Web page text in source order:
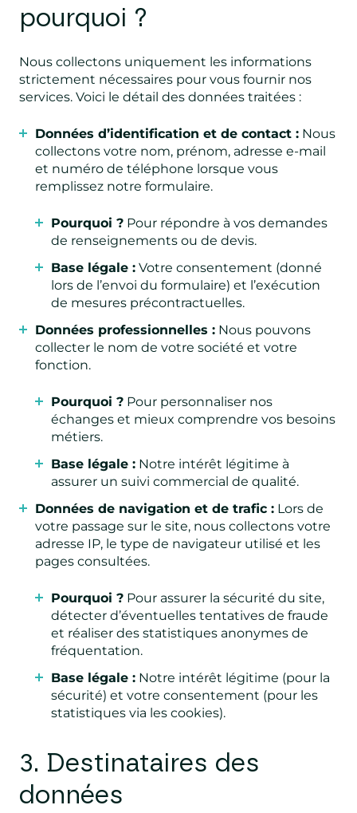
pourquoi ?
Nous collectons uniquement les informations
strictement nécessaires pour vous fournir nos
services. Voici le détail des données traitées :
Données d’identification et de contact : Nous
collectons votre nom, prénom, adresse e-mail
et numéro de téléphone lorsque vous
remplissez notre formulaire.
Pourquoi ? Pour répondre à vos demandes
de renseignements ou de devis.
Base légale : Votre consentement (donné
lors de l’envoi du formulaire) et l’exécution
de mesures précontractuelles.
Données professionnelles : Nous pouvons
collecter le nom de votre société et votre
fonction.
Pourquoi ? Pour personnaliser nos
échanges et mieux comprendre vos besoins
métiers.
Base légale : Notre intérêt légitime à
assurer un suivi commercial de qualité.
Données de navigation et de trafic : Lors de
votre passage sur le site, nous collectons votre
adresse IP, le type de navigateur utilisé et les
pages consultées.
Pourquoi ? Pour assurer la sécurité du site,
détecter d’éventuelles tentatives de fraude
et réaliser des statistiques anonymes de
fréquentation.
Base légale : Notre intérêt légitime (pour la
sécurité) et votre consentement (pour les
statistiques via les cookies).
3. Destinataires des
données